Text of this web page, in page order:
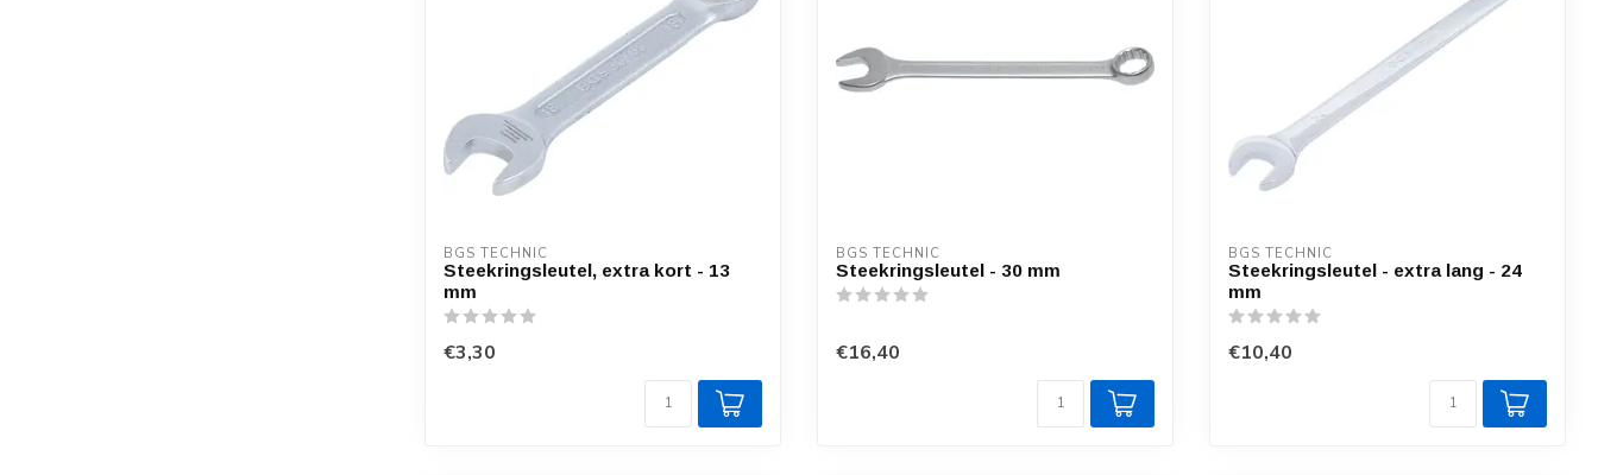
BGS TECHNIC
Steekringsleutel, extra kort - 13
mm
€3,30
BGS TECHNIC
Steekringsleutel - 30 mm
€16,40
BGS TECHNIC
Steekringsleutel - extra lang - 24
mm
€10,40